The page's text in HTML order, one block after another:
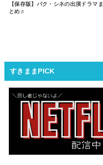
【保存版】パク・シネの出演ドラマま
とめ♬
すきままPICK